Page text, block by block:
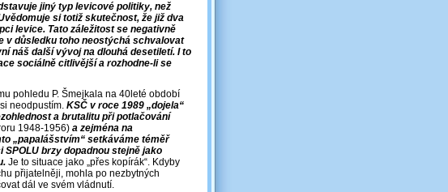
jiný typ levicové politiky, než
si totiž skutečnost, že již dva
levice. Tato záležitost se negativně
v důsledku toho neostýchá schvalovat
náš další vývoj na dlouhá desetiletí. I to
sociálně citlivější a rozhodne-li se
pohledu P. Šmejkala na 40leté období
neodpustím. KSČ v roce 1989 „dojela“
a brutalitu při potlačování
1948-1956) a zejména na
„papalášstvím“ setkáváme téměř
brzy dopadnou stejně jako
Je to situace jako „přes kopírák“. Kdyby
přijatelněji, mohla po nezbytných
dál ve svém vládnutí.